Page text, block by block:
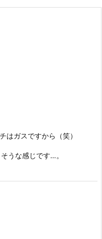
はガスですから（笑）
うな感じです…。